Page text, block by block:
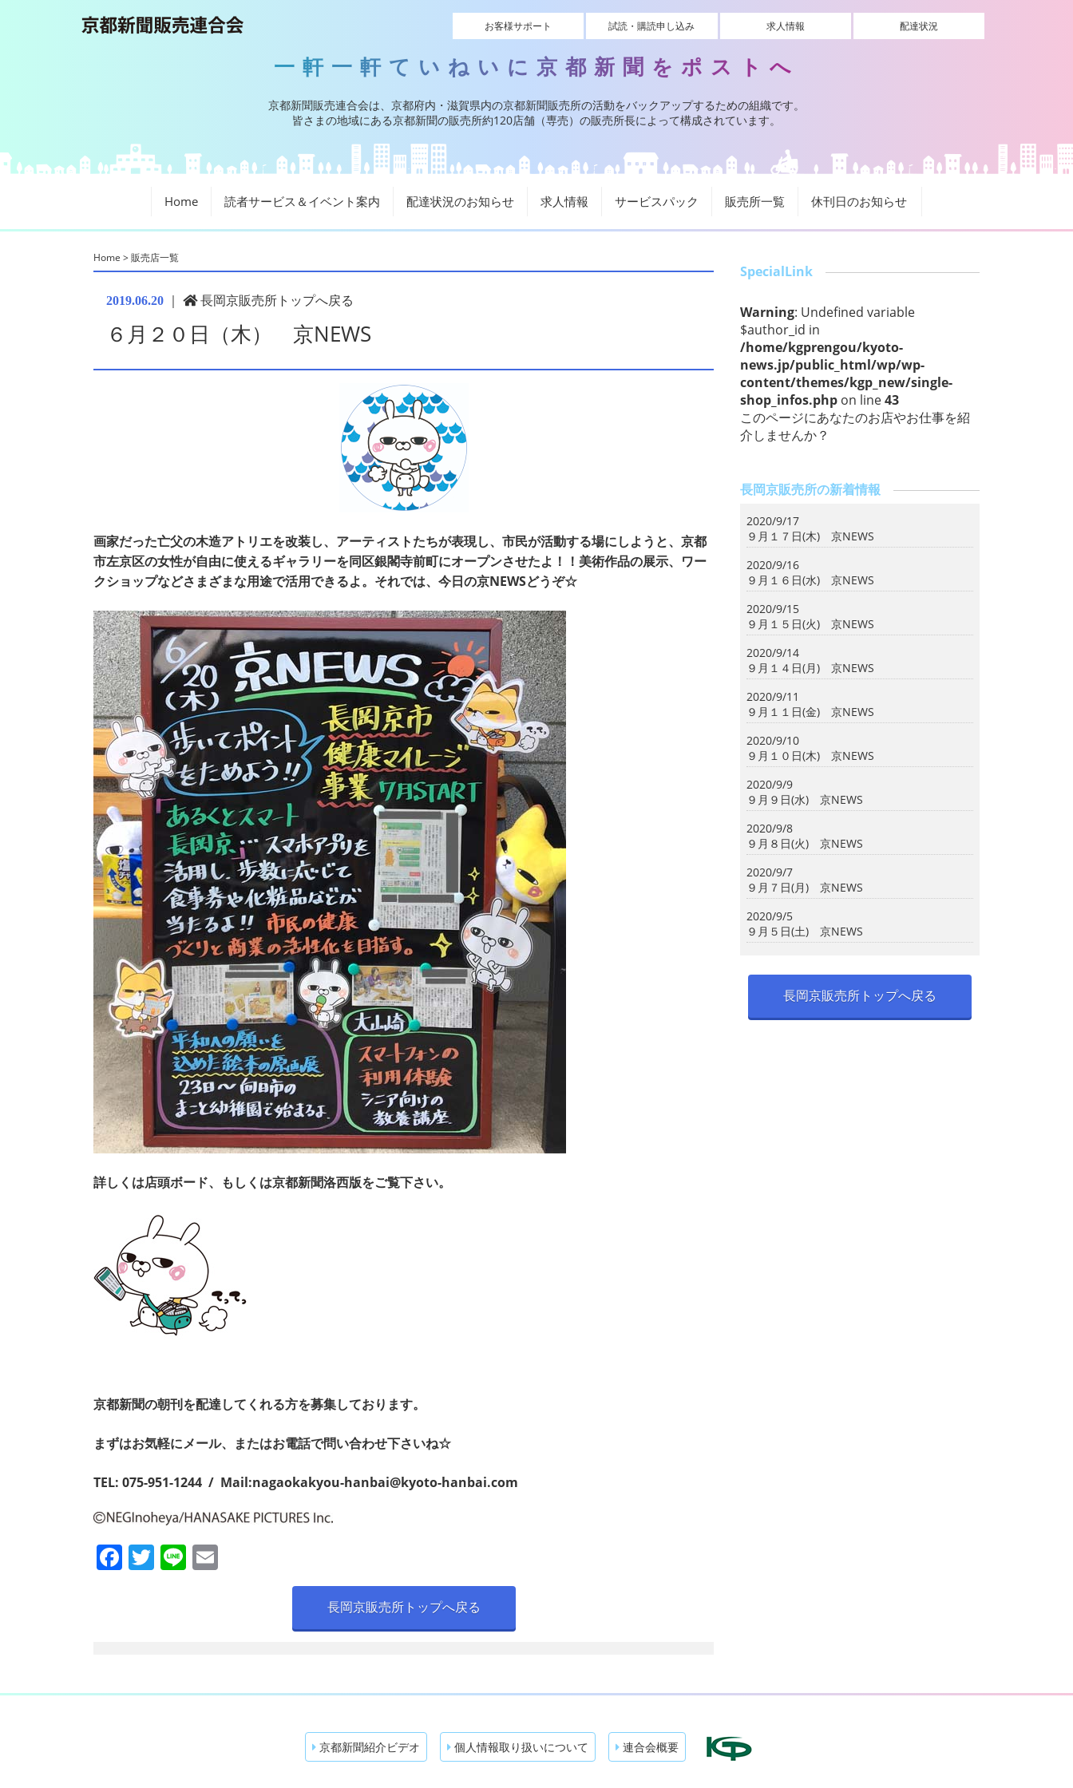
お客様サポート 試読・購読申し込み 求人情報 配達状況
一軒一軒ていねいに京都新聞をポストへ
京都新聞販売連合会は、京都府内・滋賀県内の京都新聞販売所の活動をバックアップするための組織です。
皆さまの地域にある京都新聞の販売所約120店舗（専売）の販売所長によって構成されています。
Home 読者サービス＆イベント案内 配達状況のお知らせ 求人情報 サービスパック 販売所一覧 休刊日のお知らせ
Home >販売店一覧
2019.06.20 ｜ 長岡京販売所トップへ戻る
６月２０日（木） 京NEWS
画家だった亡父の木造アトリエを改装し、アーティストたちが表現し、市民が活動する場にしようと、京都
市左京区の女性が自由に使えるギャラリーを同区銀閣寺前町にオープンさせたよ！！美術作品の展示、ワー
クショップなどさまざまな用途で活用できるよ。それでは、今日の京NEWSどうぞ☆
詳しくは店頭ボード、もしくは京都新聞洛西版をご覧下さい。
京都新聞の朝刊を配達してくれる方を募集しております。
まずはお気軽にメール、またはお電話で問い合わせ下さいね☆
TEL: 075-951-1244 / Mail:nagaokakyou-hanbai@kyoto-hanbai.com
F
o
T Li
長岡京販売所トップへ戻る
SpecialLink
Warning: Undefined variable
$author_id in
/home/kgprengou/kyoto-
news.jp/public_html/wp/wp-
content/themes/kgp_new/single-
shop_infos.php on line43
このページにあなたのお店やお仕事を紹
介しませんか？
長岡京販売所の新着情報
2020/9/17
９月１７日(木) 京NEWS
2020/9/16
９月１６日(水) 京NEWS
2020/9/15
９月１５日(火) 京NEWS
2020/9/14
９月１４日(月) 京NEWS
2020/9/11
９月１１日(金) 京NEWS
2020/9/10
９月１０日(木) 京NEWS
2020/9/9
９月９日(水) 京NEWS
2020/9/8
９月８日(火) 京NEWS
2020/9/7
９月７日(月) 京NEWS
2020/9/5
９月５日(土) 京NEWS
長岡京販売所トップへ戻る
京都新聞紹介ビデオ 個人情報取り扱いについて 連合会概要